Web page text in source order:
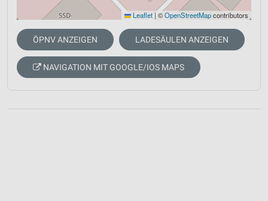
Leaflet | ©OpenStreetMapcontributors
ÖPNV ANZEIGEN LADESÄULEN ANZEIGEN
NAVIGATION MIT GOOGLE/IOS MAPS